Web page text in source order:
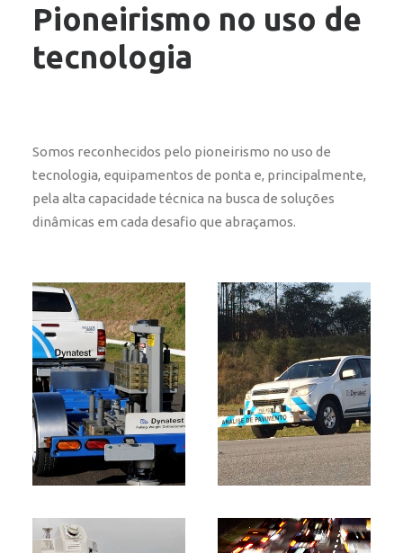
Pioneirismo no uso de
tecnologia
Somos reconhecidos pelo pioneirismo no uso de
tecnologia, equipamentos de ponta e, principalmente,
pela alta capacidade técnica na busca de soluções
dinâmicas em cada desafio que abraçamos.